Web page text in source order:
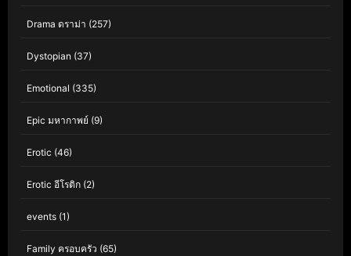
Drama ดราม่า (257)
Dystopian (37)
Emotional (335)
Epic มหากาพย์ (9)
Erotic (46)
Erotic อีโรติก (2)
events (1)
Family ครอบครัว (65)